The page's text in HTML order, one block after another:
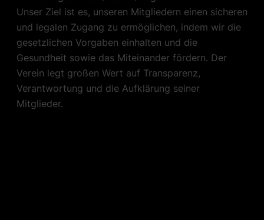
Unser Ziel ist es, unseren Mitgliedern einen sicheren
und legalen Zugang zu ermöglichen, indem wir die
gesetzlichen Vorgaben einhalten und die
Gesundheit sowie das Miteinander fördern. Der
Verein legt großen Wert auf Transparenz,
Verantwortung und die Aufklärung seiner
Mitglieder.